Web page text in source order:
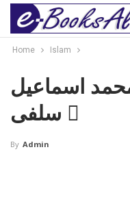
Home Islam
اسماعیل
سلفی 
By Admin